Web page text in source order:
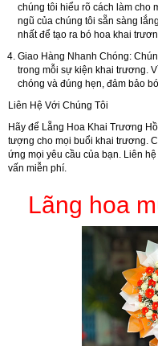
chúng tôi hiểu rõ cách làm cho
ngũ của chúng tôi sẵn sàng
nhất để tạo ra bó hoa khai
Giao Hàng Nhanh Chóng:
trong mỗi sự kiện khai trương.
chóng và đúng hẹn, đảm bảo
Liên Hệ Với Chúng Tôi
Hãy để Lẵng Hoa Khai Trương
tượng cho mọi buổi khai trương.
ứng mọi yêu cầu của bạn. Liên
vấn miễn phí.
Lãng hoa